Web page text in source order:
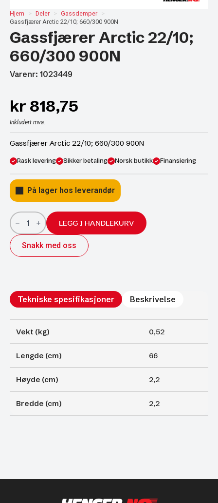
Hjem Deler
Gassdemper
Gassfjærer Arctic 22/10; 660/300 900N
Gassfjærer Arctic 22/10;
660/300 900N
Varenr: 1023449
kr 818,75
Inkludert mva.
Gassfjærer Arctic 22/10; 660/300 900N
Rask levering Sikker betaling Norsk butikk Finansiering
På lager hos leverandør
Gassfjærer
Arctic
22/10;
660/300
900N
antall
LEGG I HANDLEKURV
Snakk med oss
Tekniske spesifikasjoner Beskrivelse
Vekt (kg) 0,52
Lengde (cm) 66
Høyde (cm) 2,2
Bredde (cm) 2,2